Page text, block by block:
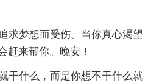
求梦想而受伤。当你真心渴望
赶来帮你。晚安！
干什么，而是你想不干什么就